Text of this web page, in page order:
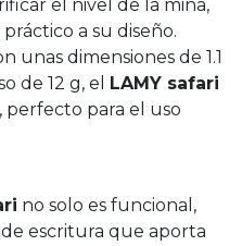
el nivel de la mina,
a su diseño.
unas dimensiones de 1.1
de 12 g, el
LAMY safari
perfecto para el uso
no solo es funcional,
escritura que aporta